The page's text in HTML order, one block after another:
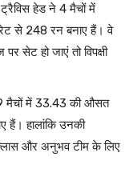
हेड ने 4 मैचों में
से 248 रन बनाए हैं। वे
सेट हो जाएं तो विपक्षी
मैचों में 33.43 की औसत
हालांकि उनकी
और अनुभव टीम के लिए